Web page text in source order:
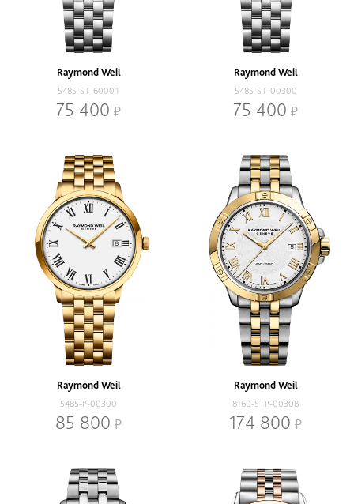
Raymond Weil
5485-ST-60001
75 400
Raymond Weil
5485-ST-00300
75 400
Raymond Weil
5485-P-00300
85 800
Raymond Weil
8160-STP-00308
174 800